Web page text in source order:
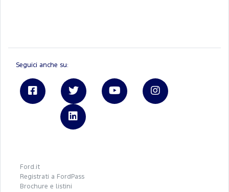
Seguici anche su:
Ford.it
Registrati a FordPass
Brochure e listini